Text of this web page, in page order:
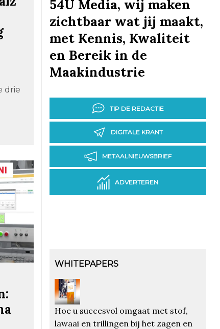
drie
54U Media, wij maken
zichtbaar wat jij maakt,
met Kennis, Kwaliteit
en Bereik in de
Maakindustrie
TIP DE REDACTIE
DIGITALE KRANT
METAALNIEUWSBRIEF
ADVERTEREN
WHITEPAPERS
Hoe u succesvol omgaat met stof,
lawaai en trillingen bij het zagen en